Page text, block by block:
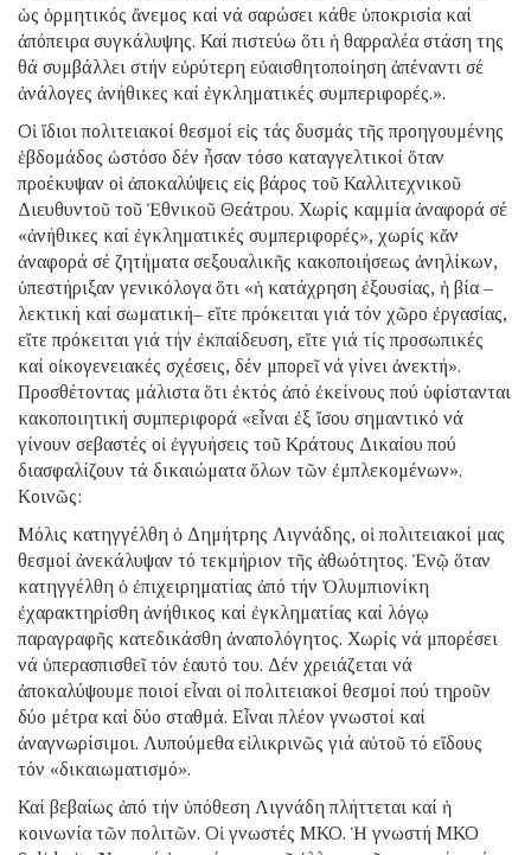
ὡς ὁρμητικός ἄνεμος καί νά σαρώσει κάθε ὑποκρισία καί
ἀπόπειρα συγκάλυψης. Καί πιστεύω ὅτι ἡ θαρραλέα στάση της
θά συμβάλλει στήν εὐρύτερη εὐαισθητοποίηση ἀπέναντι σέ
ἀνάλογες ἀνήθικες καί ἐγκληματικές συμπεριφορές.».
Οἱ ἴδιοι πολιτειακοί θεσμοί εἰς τάς δυσμάς τῆς προηγουμένης
ἑβδομάδος ὡστόσο δέν ἦσαν τόσο καταγγελτικοί ὅταν
προέκυψαν οἱ ἀποκαλύψεις εἰς βάρος τοῦ Καλλιτεχνικοῦ
Διευθυντοῦ τοῦ Ἐθνικοῦ Θεάτρου. Χωρίς καμμία ἀναφορά σέ
«ἀνήθικες καί ἐγκληματικές συμπεριφορές», χωρίς κἄν
ἀναφορά σέ ζητήματα σεξουαλικῆς κακοποιήσεως ἀνηλίκων,
ὑπεστήριξαν γενικόλογα ὅτι «ἡ κατάχρηση ἐξουσίας, ἡ βία –
λεκτική καί σωματική– εἴτε πρόκειται γιά τόν χῶρο ἐργασίας,
εἴτε πρόκειται γιά τήν ἐκπαίδευση, εἴτε γιά τίς προσωπικές
καί οἰκογενειακές σχέσεις, δέν μπορεῖ νά γίνει ἀνεκτή».
Προσθέτοντας μάλιστα ὅτι ἐκτός ἀπό ἐκείνους πού ὑφίστανται
κακοποιητική συμπεριφορά «εἶναι ἐξ ἴσου σημαντικό νά
γίνουν σεβαστές οἱ ἐγγυήσεις τοῦ Κράτους Δικαίου πού
διασφαλίζουν τά δικαιώματα ὅλων τῶν ἐμπλεκομένων».
Κοινῶς:
Μόλις κατηγγέλθη ὁ Δημήτρης Λιγνάδης, οἱ πολιτειακοί μας
θεσμοί ἀνεκάλυψαν τό τεκμήριον τῆς ἀθωότητος. Ἐνῷ ὅταν
κατηγγέλθη ὁ ἐπιχειρηματίας ἀπό τήν Ὀλυμπιονίκη
ἐχαρακτηρίσθη ἀνήθικος καί ἐγκληματίας καί λόγῳ
παραγραφῆς κατεδικάσθη ἀναπολόγητος. Χωρίς νά μπορέσει
νά ὑπερασπισθεῖ τόν ἑαυτό του. Δέν χρειάζεται νά
ἀποκαλύψουμε ποιοί εἶναι οἱ πολιτειακοί θεσμοί πού τηροῦν
δύο μέτρα καί δύο σταθμά. Εἶναι πλέον γνωστοί καί
ἀναγνωρίσιμοι. Λυπούμεθα εἰλικρινῶς γιά αὐτοῦ τό εἴδους
τόν «δικαιωματισμό».
Καί βεβαίως ἀπό τήν ὑπόθεση Λιγνάδη πλήττεται καί ἡ
κοινωνία τῶν πολιτῶν. Οἱ γνωστές ΜΚΟ. Ἡ γνωστή ΜΚΟ